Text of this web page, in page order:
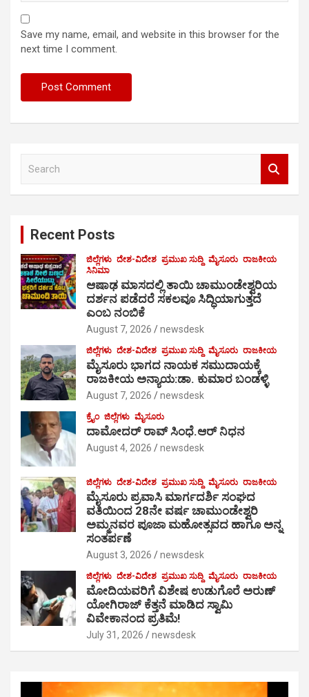
Save my name, email, and website in this browser for the
next time I comment.
Recent Posts
ಜಿಲ್ಲೆಗಳು ದೇಶ-ವಿದೇಶ ಪ್ರಮುಖ ಸುದ್ದಿ ಮೈಸೂರು ರಾಜಕೀಯ
ಸಿನಿಮಾ
ಆಷಾಢ ಮಾಸದಲ್ಲಿ ತಾಯಿ ಚಾಮುಂಡೇಶ್ವರಿಯ
ದರ್ಶನ ಪಡೆದರೆ ಸಕಲವೂ ಸಿದ್ಧಿಯಾಗುತ್ತದೆ
ಎಂಬ ನಂಬಿಕೆ
August 7, 2026 newsdesk
ಜಿಲ್ಲೆಗಳು ದೇಶ-ವಿದೇಶ ಪ್ರಮುಖ ಸುದ್ದಿ ಮೈಸೂರು ರಾಜಕೀಯ
ಮೈಸೂರು ಭಾಗದ ನಾಯಕ ಸಮುದಾಯಕ್ಕೆ
ರಾಜಕೀಯ ಅನ್ಯಾಯ:ಡಾ. ಕುಮಾರ ಬಂಡಳ್ಳಿ
August 7, 2026 newsdesk
ಕ್ರೈಂ ಜಿಲ್ಲೆಗಳು ಮೈಸೂರು
ದಾಮೋದರ್ ರಾವ್ ಸಿಂಧೆ.ಆರ್ ನಿಧನ
August 4, 2026 newsdesk
ಜಿಲ್ಲೆಗಳು ದೇಶ-ವಿದೇಶ ಪ್ರಮುಖ ಸುದ್ದಿ ಮೈಸೂರು ರಾಜಕೀಯ
ಮೈಸೂರು ಪ್ರವಾಸಿ ಮಾರ್ಗದರ್ಶಿ ಸಂಘದ
ವತಿಯಿಂದ 28ನೇ ವರ್ಷ ಚಾಮುಂಡೇಶ್ವರಿ
ಅಮ್ಮನವರ ಪೂಜಾ ಮಹೋತ್ಸವದ ಹಾಗೂ ಅನ್ನ
ಸಂತರ್ಪಣೆ
August 3, 2026 newsdesk
ಜಿಲ್ಲೆಗಳು ದೇಶ-ವಿದೇಶ ಪ್ರಮುಖ ಸುದ್ದಿ ಮೈಸೂರು ರಾಜಕೀಯ
ಮೋದಿಯವರಿಗೆ ವಿಶೇಷ ಉಡುಗೊರೆ ಅರುಣ್
ಯೋಗಿರಾಜ್ ಕೆತ್ತನೆ ಮಾಡಿದ ಸ್ವಾಮಿ
ವಿವೇಕಾನಂದ ಪ್ರತಿಮೆ!
July 31, 2026 newsdesk